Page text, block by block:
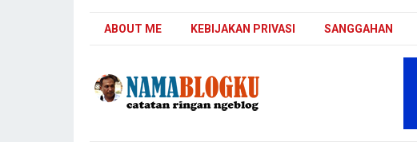
ABOUT ME KEBIJAKAN PRIVASI SANGGAHAN